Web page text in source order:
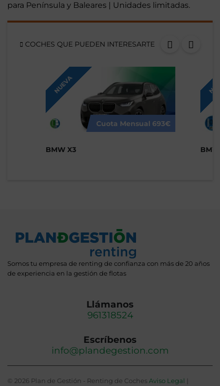
para Península y Baleares | Unidades limitadas.
COCHES QUE PUEDEN INTERESARTE
NUEVA
Cuota Mensual 693€
BMW X3
Somos tu empresa de renting de confianza con más de 20 años
de experiencia en la gestión de flotas
Llámanos
961318524
Escríbenos
info@plandegestion.com
© 2026 Plan de Gestión - Renting de Coches Aviso Legal